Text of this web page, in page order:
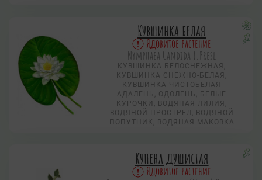
Кувшинка белая
Ядовитое растение
Nymphаеа Candida J.Presl
КУВШИНКА БЕЛОСНЕЖНАЯ,
КУВШИНКА СНЕЖНО-БЕЛАЯ,
КУВШИНКА ЧИСТОБЕЛАЯ
АДАЛЕНЬ, ОДОЛЕНЬ, БЕЛЫЕ
КУРОЧКИ, ВОДЯНАЯ ЛИЛИЯ,
ВОДЯНОЙ ПРОСТРЕЛ, ВОДЯНОЙ
ПОПУТНИК, ВОДЯНАЯ МАКОВКА
Купена душистая
Ядовитое растение